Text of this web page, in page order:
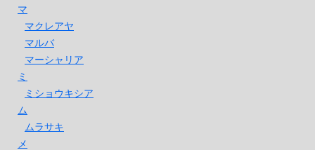
マ
マクレアヤ
マルバ
マーシャリア
ミ
ミショウキシア
ム
ムラサキ
メ